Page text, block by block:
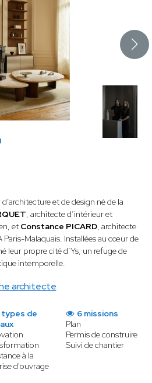
architecte
et de design né de la
, architecte d’intérieur et
et Constance PICARD, architecte
Paris-Malaquais. Installées au cœur de
leur propre cité d’Ys, un refuge de
intemporelle.
types de
à la
d'ouvrage
6 missions
Plan
Permis de construire
Suivi de chantier